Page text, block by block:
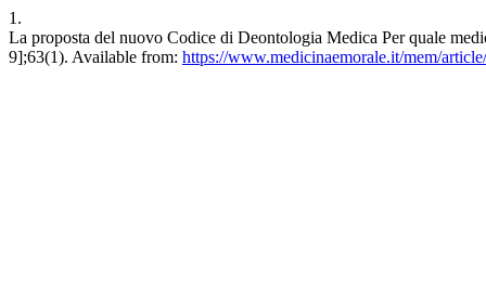
1.
La proposta del nuovo Codice di Deontologia Medica Per quale
9];63(1). Available from: https://www.medicinaemorale.it/mem/